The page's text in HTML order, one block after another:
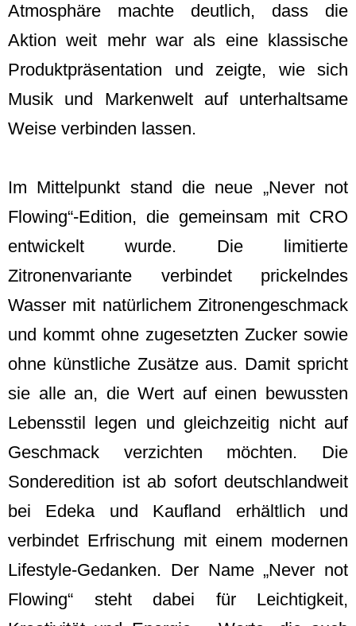
Atmosphäre machte deutlich, dass die
Aktion weit mehr war als eine klassische
Produktpräsentation und zeigte, wie sich
Musik und Markenwelt auf unterhaltsame
Weise verbinden lassen.
Im Mittelpunkt stand die neue „Never not
Flowing“-Edition, die gemeinsam mit CRO
entwickelt wurde. Die limitierte
Zitronenvariante verbindet prickelndes
Wasser mit natürlichem Zitronengeschmack
und kommt ohne zugesetzten Zucker sowie
ohne künstliche Zusätze aus. Damit spricht
sie alle an, die Wert auf einen bewussten
Lebensstil legen und gleichzeitig nicht auf
Geschmack verzichten möchten. Die
Sonderedition ist ab sofort deutschlandweit
bei Edeka und Kaufland erhältlich und
verbindet Erfrischung mit einem modernen
Lifestyle-Gedanken. Der Name „Never not
Flowing“ steht dabei für Leichtigkeit,